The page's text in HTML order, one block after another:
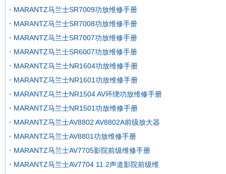
MARANTZ马兰士SR7009功放维修手册
MARANTZ马兰士SR7008功放维修手册
MARANTZ马兰士SR7007功放维修手册
MARANTZ马兰士SR6007功放维修手册
MARANTZ马兰士NR1604功放维修手册
MARANTZ马兰士NR1601功放维修手册
MARANTZ马兰士NR1504 AV环绕功放维修手册
MARANTZ马兰士NR1501功放维修手册
MARANTZ马兰士AV8802 AV8802A前级放大器
MARANTZ马兰士AV8801功放维修手册
MARANTZ马兰士AV7705影院前级维修手册
MARANTZ马兰士AV7704 11.2声道影院前级维